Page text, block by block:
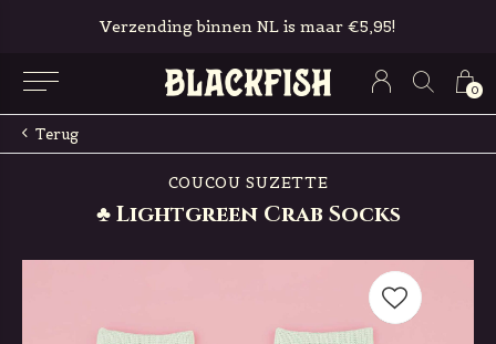
0
Verzending binnen NL is maar €5,95!
Terug
COUCOU SUZETTE
♣ Lightgreen Crab Socks